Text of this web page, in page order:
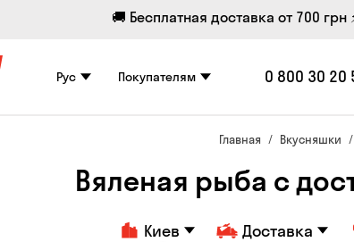
🚚 Бесплатная доставка от 700 грн
Рус Покупателям 0 800 30 20
Главная Вкусняшки
Вяленая рыба с
Киев Доставка